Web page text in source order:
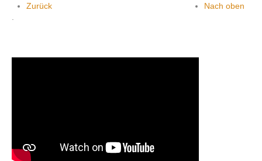
Zurück
Nach oben